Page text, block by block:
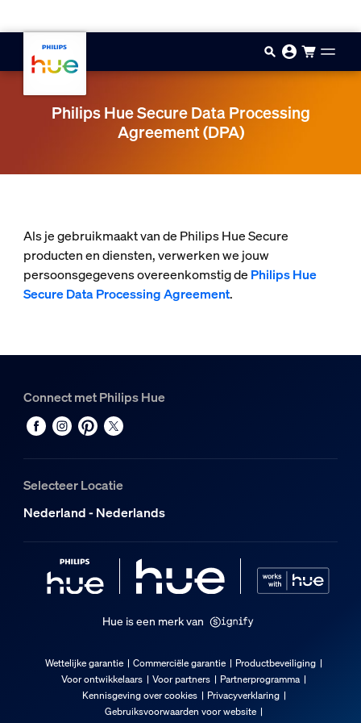
Philips Hue Secure Data Processing
Agreement (DPA)
Als je gebruikmaakt van de Philips Hue Secure
producten en diensten, verwerken we jouw
persoonsgegevens overeenkomstig de Philips Hue
Secure Data Processing Agreement.
Connect met Philips Hue
Selecteer Locatie
Nederland - Nederlands
Hue is een merk van
Wettelijke garantie Commerciële garantie
Productbeveiliging
Voor ontwikkelaars
Voor partners
Partnerprogramma
Kennisgeving over cookies
Privacyverklaring
Gebruiksvoorwaarden voor website